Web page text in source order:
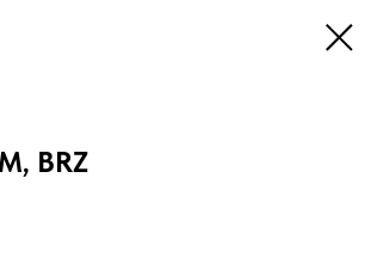
BRZ